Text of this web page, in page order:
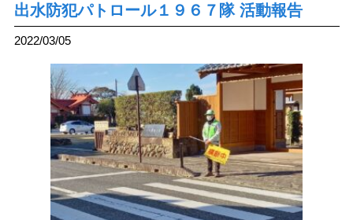
出水防犯パトロール１９６７隊 活動報告
2022/03/05